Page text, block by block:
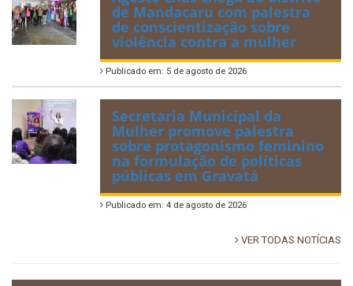
de Mandacaru com palestra
de conscientização sobre
violência contra a mulher
Publicado em: 5 de agosto de 2026
Secretaria Municipal da
Mulher promove palestra
sobre protagonismo feminino
na formulação de políticas
públicas em Gravatá
Publicado em: 4 de agosto de 2026
VER TODAS NOTÍCIAS